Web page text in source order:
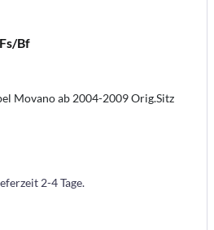
Bf
Movano ab 2004-2009 Orig.Sitz
2-4 Tage.